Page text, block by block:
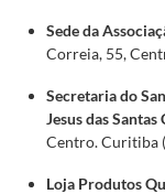
Sede da
Correia, 55,
Secretaria do
Jesus das Santas
Centro. Curitiba
Loja Produtos